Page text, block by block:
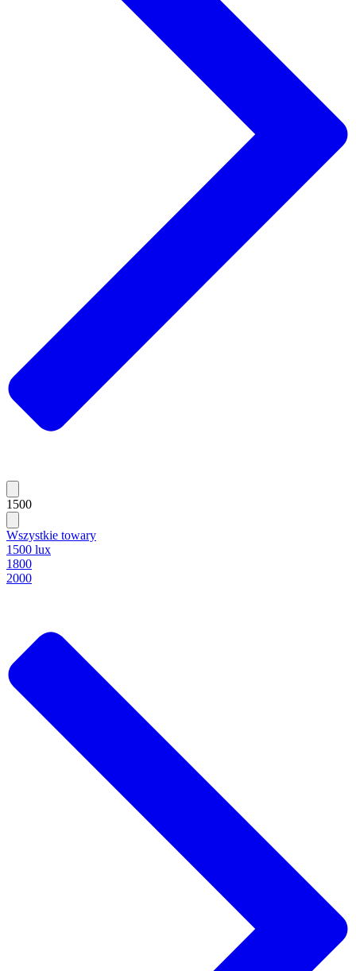
1500
Wszystkie towary
1500 lux
1800
2000